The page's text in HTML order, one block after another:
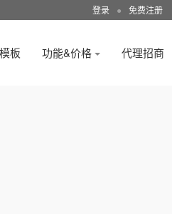
登录 ● 免费注册
模板 功能&价格 代理招商